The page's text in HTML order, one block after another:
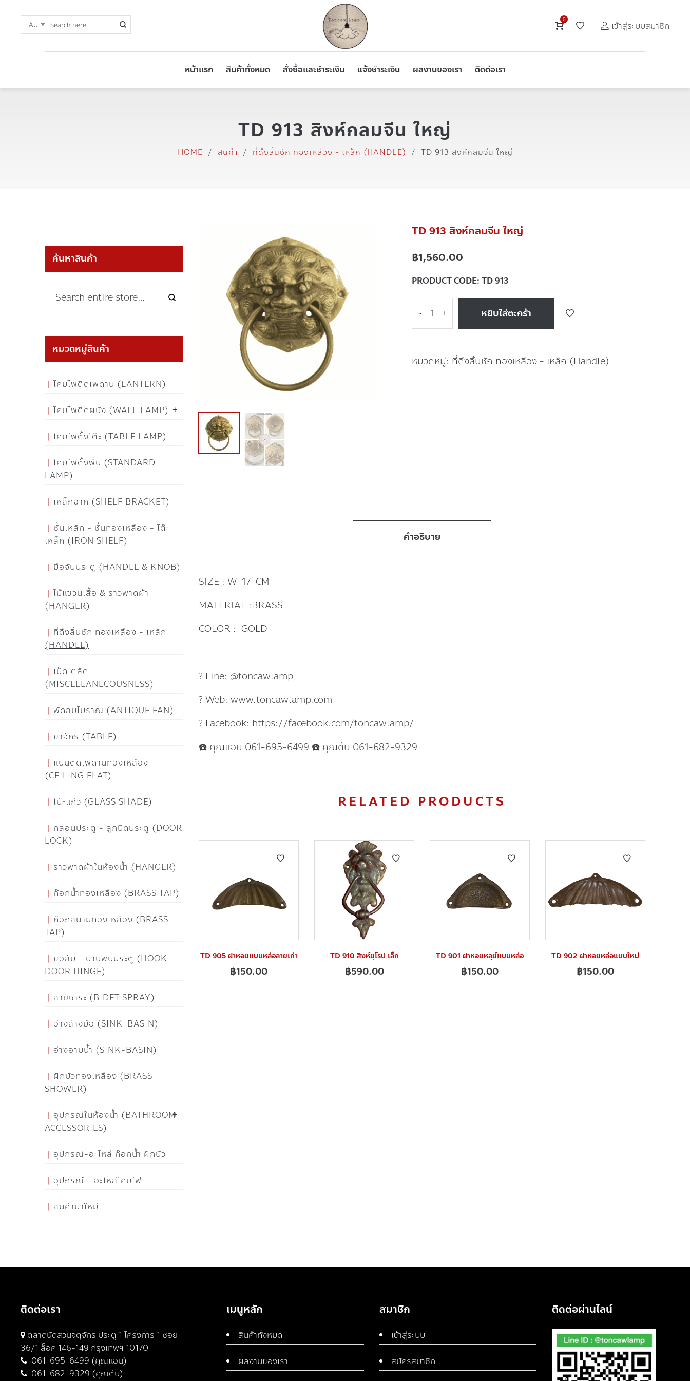
0
เข้าสู่ระบบสมาชิก
หน้าแรก สินค้าทั้งหมด สั่งซื้อและชำระเงิน แจ้งชำระเงิน ผลงานของเรา ติดต่อเรา
TD 913 สิงห์กลมจีน ใหญ่
HOME / สินค้า / ที่ดึงลิ้นชัก ทองเหลือง - เหล็ก (HANDLE) / TD 913 สิงห์กลมจีน ใหญ่
TD 913 สิงห์กลมจีน ใหญ่
฿1,560.00
PRODUCT CODE: TD 913
- + หยิบใส่ตะกร้า
หมวดหมู่: ที่ดึงลิ้นชัก ทองเหลือง - เหล็ก (Handle)
คำอธิบาย
SIZE : W 17 CM
MATERIAL :BRASS
COLOR : GOLD
? Line: @toncawlamp
? Web: www.toncawlamp.com
? Facebook: https://facebook.com/toncawlamp/
☎️ คุณแอน 061-695-6499 ☎️ คุณต้น 061-682-9329
RELATED PRODUCTS
TD 905 ฝาหอยแบบหล่อลายเก่า
฿150.00
TD 910 สิงห์ยุโรป เล็ก
฿590.00
TD 901 ฝาหอยหลุย์แบบหล่อ
฿150.00
TD 902 ฝาหอยหล่อแบบใหม่
฿150.00
ค้นหาสินค้า
หมวดหมู่สินค้า
โคมไฟติดเพดาน (LANTERN)
โคมไฟติดผนัง (WALL LAMP)
โคมไฟตั้งโต๊ะ (TABLE LAMP)
โคมไฟตั้งพื้น (STANDARD
LAMP)
เหล็กฉาก (SHELF BRACKET)
ชั้นเหล็ก - ชั้นทองเหลือง - โต๊ะ
เหล็ก (IRON SHELF)
มือจับประตู (HANDLE & KNOB)
ไม้แขวนเสื้อ & ราวพาดผ้า
(HANGER)
ที่ดึงลิ้นชัก ทองเหลือง - เหล็ก
(HANDLE)
เบ็ดเตล็ด
(MISCELLANECOUSNESS)
พัดลมโบราณ (ANTIQUE FAN)
ขาจักร (TABLE)
แป้นติดเพดานทองเหลือง
(CEILING FLAT)
โป๊ะแก้ว (GLASS SHADE)
กลอนประตู - ลูกบิดประตู (DOOR
LOCK)
ราวพาดผ้าในห้องน้ำ (HANGER)
ก๊อกน้ำทองเหลือง (BRASS TAP)
ก๊อกสนามทองเหลือง (BRASS
TAP)
ขอสับ - บานพับประตู (HOOK -
DOOR HINGE)
สายชำระ (BIDET SPRAY)
อ่างล้างมือ (SINK-BASIN)
อ่างอาบน้ำ (SINK-BASIN)
ฝักบัวทองเหลือง (BRASS
SHOWER)
อุปกรณ์ในห้องน้ำ (BATHROOM
ACCESSORIES)
อุปกรณ์-อะไหล่ ก๊อกน้ำ ฝักบัว
อุปกรณ์ - อะไหล่โคมไฟ
สินค้ามาใหม่
ติดต่อเรา
ตลาดนัดสวนจตุจักร ประตู 1 โครงการ 1 ซอย
36/1 ล็อค 146-149 กรุงเทพฯ 10170
061-695-6499 (คุณแอน)
061-682-9329 (คุณต้น)
เมนูหลัก
สินค้าทั้งหมด
ผลงานของเรา
สมาชิก
เข้าสู่ระบบ
สมัครสมาชิก
ติดต่อผ่านไลน์